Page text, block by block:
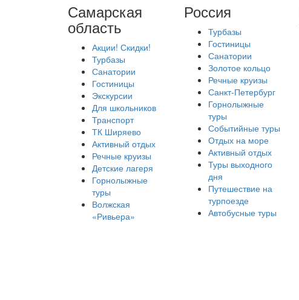
Самарская
область
Акции! Скидки!
Турбазы
Санатории
Гостиницы
Экскурсии
Для школьников
Транспорт
ТК Ширяево
Активный отдых
Речные круизы
Детские лагеря
Горнолыжные
туры
Волжская
«Ривьера»
Россия
Турбазы
Гостиницы
Санатории
Золотое кольцо
Речные круизы
Санкт-Петербург
Горнолыжные
туры
Событийные туры
Отдых на море
Активный отдых
Туры выходного
дня
Путешествие на
турпоезде
Автобусные туры